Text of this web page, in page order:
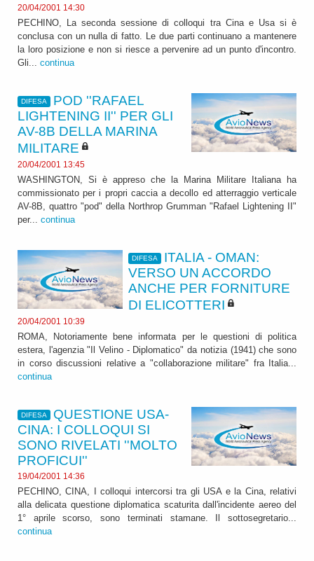
20/04/2001 14:30
PECHINO, La seconda sessione di colloqui tra Cina e Usa si è
conclusa con un nulla di fatto. Le due parti continuano a mantenere
la loro posizione e non si riesce a pervenire ad un punto d'incontro.
Gli... continua
DIFESA
POD ''RAFAEL
LIGHTENING II'' PER GLI
AV-8B DELLA MARINA
MILITARE
20/04/2001 13:45
WASHINGTON, Si è appreso che la Marina Militare Italiana ha
commissionato per i propri caccia a decollo ed atterraggio verticale
AV-8B, quattro "pod" della Northrop Grumman "Rafael Lightening II"
per... continua
DIFESA
ITALIA - OMAN:
VERSO UN ACCORDO
ANCHE PER FORNITURE
DI ELICOTTERI
20/04/2001 10:39
ROMA, Notoriamente bene informata per le questioni di politica
estera, l'agenzia "Il Velino - Diplomatico" da notizia (1941) che sono
in corso discussioni relative a "collaborazione militare" fra Italia...
continua
DIFESA
QUESTIONE USA-
CINA: I COLLOQUI SI
SONO RIVELATI ''MOLTO
PROFICUI''
19/04/2001 14:36
PECHINO, CINA, I colloqui intercorsi tra gli USA e la Cina, relativi
alla delicata questione diplomatica scaturita dall'incidente aereo del
1° aprile scorso, sono terminati stamane. Il sottosegretario...
continua